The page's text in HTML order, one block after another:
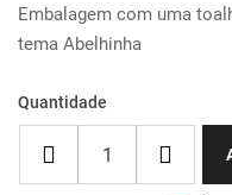
Embalagem com uma
tema Abelhinha
Quantidade